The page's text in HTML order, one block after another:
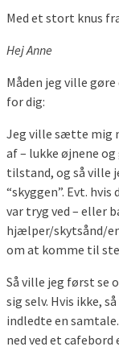
Med et stort knus
Hej Anne
Måden jeg ville
for dig:
Jeg ville sætte mig
af – lukke øjnene
tilstand, og så ville
“skyggen”. Evt.
var tryg ved – eller
hjælper/skytsånd/
om at komme til
Så ville jeg først se
sig selv. Hvis ikke,
indledte en
ned ved et